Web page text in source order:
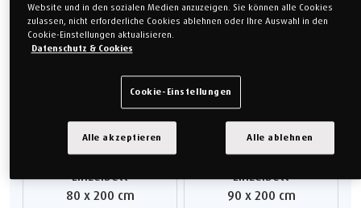
2.998,00 €
1.948,70 €(inkl. MwSt.)Sie sparen 1.049,30 €
Zum 35. Geburtstag
Größe auswählen
Einzelbett
80 x 200 cm
Einzelbett
90 x 200 cm
Website und in den sozialen Medien anzuzeigen. Sie können alle Cookies
zulassen, nicht erforderliche Cookies ablehnen oder Ihre Auswahl in den
Cookie-Einstellungen aktualisieren.
Datenschutz & Cookies
Cookie-Einstellungen
Alle ablehnen
Alle akzeptieren